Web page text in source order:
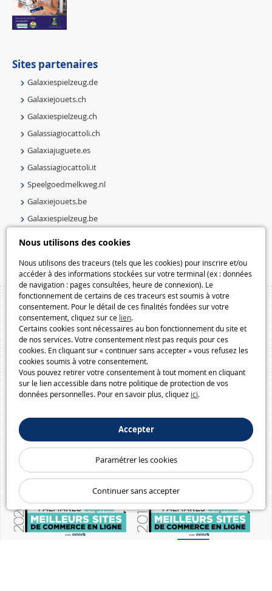
Nous utilisons des cookies
Nous utilisons des traceurs (tels que les cookies) pour inscrire et/ou
accéder à des informations stockées sur votre terminal (ex : données
de navigation : pages consultées, heure de connexion). Le
fonctionnement de certains de ces traceurs est soumis à votre
consentement. Pour le détail de ces finalités fondées sur votre
consentement, cliquez sur ce lien.
Certains cookies sont nécessaires au bon fonctionnement du site et
de nos services. Votre consentement n’est pas requis pour ces
cookies. En cliquant sur « continuer sans accepter » vous refusez les
cookies soumis à votre consentement.
Vous pouvez retirer votre consentement à tout moment en cliquant
sur le lien accessible dans notre politique de protection de vos
données personnelles. Pour en savoir plus, cliquez ici.
Accepter
Paramétrer les cookies
Continuer sans accepter
Sites partenaires
Galaxiespielzeug.de
Galaxiejouets.ch
Galaxiespielzeug.ch
Galassiagiocattoli.ch
Galaxiajuguete.es
Galassiagiocattoli.it
Speelgoedmelkweg.nl
Galaxiejouets.be
Galaxiespielzeug.be